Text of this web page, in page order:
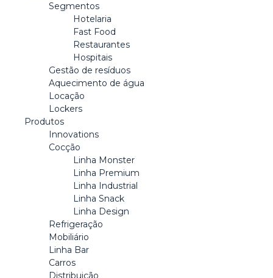
Segmentos
Hotelaria
Fast Food
Restaurantes
Hospitais
Gestão de resíduos
Aquecimento de água
Locação
Lockers
Produtos
Innovations
Cocção
Linha Monster
Linha Premium
Linha Industrial
Linha Snack
Linha Design
Refrigeração
Mobiliário
Linha Bar
Carros
Distribuição